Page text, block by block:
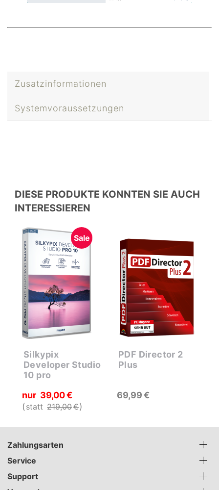
Zusatzinformationen
Systemvoraussetzungen
DIESE PRODUKTE KONNTEN SIE AUCH
INTERESSIEREN
Sale
Silkypix
Developer Studio
10 pro
nur 39 00€
statt 219 00€
PDF Director 2
Plus
69 99€
Zahlungsarten
Service
Support